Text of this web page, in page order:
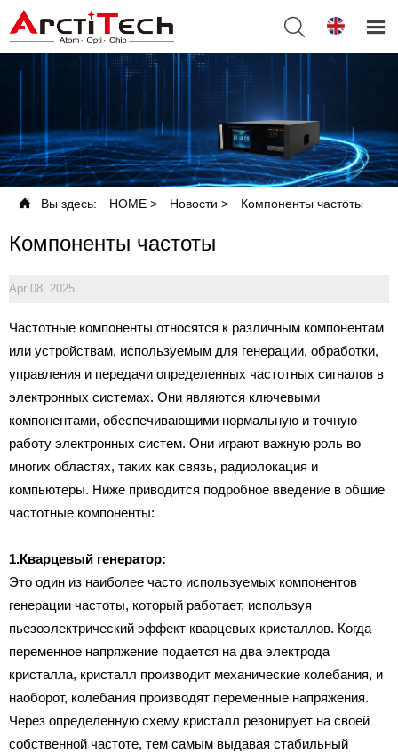
 
 Вы здесь: HOME > Новости > Компоненты частоты
Компоненты частоты
Apr 08, 2025
Частотные компоненты относятся к различным компонентам
или устройствам, используемым для генерации, обработки,
управления и передачи определенных частотных сигналов в
электронных системах. Они являются ключевыми
компонентами, обеспечивающими нормальную и точную
работу электронных систем. Они играют важную роль во
многих областях, таких как связь, радиолокация и
компьютеры. Ниже приводится подробное введение в общие
частотные компоненты:
1.Кварцевый генератор:
Это один из наиболее часто используемых компонентов
генерации частоты, который работает, используя
пьезоэлектрический эффект кварцевых кристаллов. Когда
переменное напряжение подается на два электрода
кристалла, кристалл производит механические колебания, и
наоборот, колебания производят переменные напряжения.
Через определенную схему кристалл резонирует на своей
собственной частоте, тем самым выдавая стабильный